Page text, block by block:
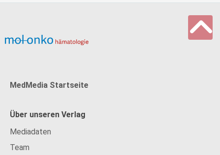
MedMedia Startseite
Über unseren Verlag
Mediadaten
Team